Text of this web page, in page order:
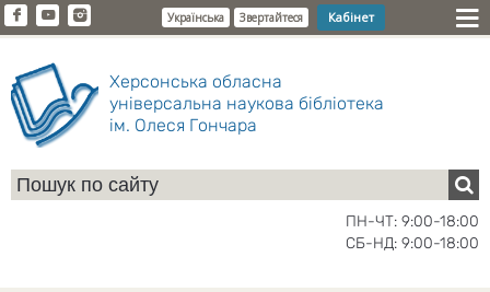
Українська Звертайтеся Кабінет
Херсонська обласна
універсальна наукова бібліотека
ім. Олеся Гончара
ПН-ЧТ: 9:00-18:00
СБ-НД: 9:00-18:00